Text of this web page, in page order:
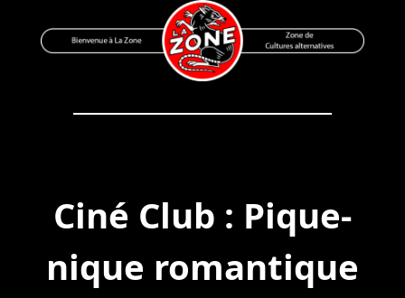
to
Bienvenue à La Zone
Zone de Cultures Alternatives
Ciné Club : Pique-
nique romantique